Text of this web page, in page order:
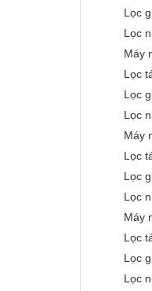
Lọc
Lọc
Máy
Lọc
Lọc
Lọc
Máy
Lọc
Lọc
Lọc
Máy
Lọc
Lọc
Lọc